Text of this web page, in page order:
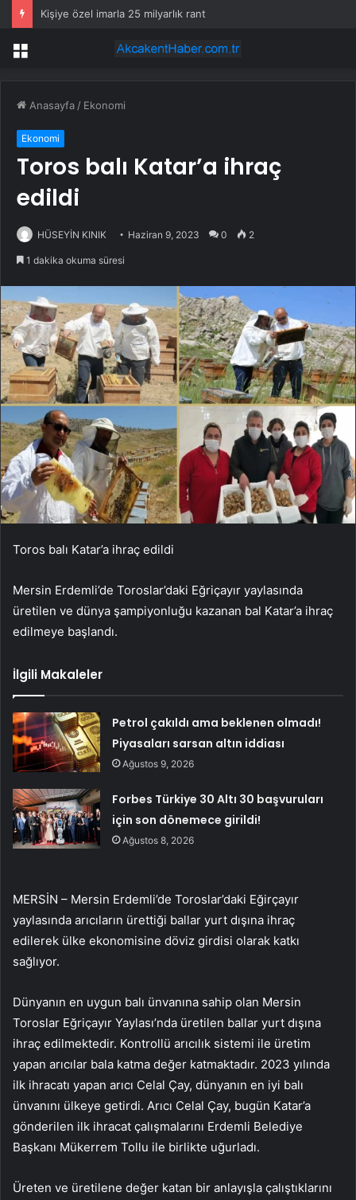
Kişiye özel imarla 25 milyarlık rant
Menü
Anasayfa / Ekonomi
Ekonomi
Toros balı Katar’a ihraç
edildi
HÜSEYİN KINIK Haziran 9, 2023 0 2
1 dakika okuma süresi
Toros balı Katar’a ihraç edildi
Mersin Erdemli’de Toroslar’daki Eğriçayır yaylasında
üretilen ve dünya şampiyonluğu kazanan bal Katar’a ihraç
edilmeye başlandı.
İlgili Makaleler
Petrol çakıldı ama beklenen olmadı!
Piyasaları sarsan altın iddiası
Ağustos 9, 2026
Forbes Türkiye 30 Altı 30 başvuruları
için son dönemece girildi!
Ağustos 8, 2026
MERSİN – Mersin Erdemli’de Toroslar’daki Eğirçayır
yaylasında arıcıların ürettiği ballar yurt dışına ihraç
edilerek ülke ekonomisine döviz girdisi olarak katkı
sağlıyor.
Dünyanın en uygun balı ünvanına sahip olan Mersin
Toroslar Eğriçayır Yaylası’nda üretilen ballar yurt dışına
ihraç edilmektedir. Kontrollü arıcılık sistemi ile üretim
yapan arıcılar bala katma değer katmaktadır. 2023 yılında
ilk ihracatı yapan arıcı Celal Çay, dünyanın en iyi balı
ünvanını ülkeye getirdi. Arıcı Celal Çay, bugün Katar’a
gönderilen ilk ihracat çalışmalarını Erdemli Belediye
Başkanı Mükerrem Tollu ile birlikte uğurladı.
Üreten ve üretilene değer katan bir anlayışla çalıştıklarını